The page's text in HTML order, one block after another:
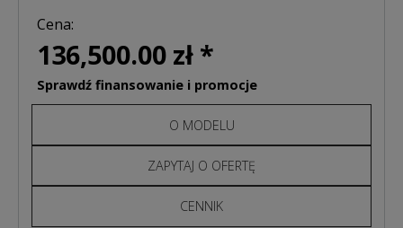
Cena:
136,500.00 zł *
Sprawdź finansowanie i promocje
O MODELU
ZAPYTAJ O OFERTĘ
CENNIK